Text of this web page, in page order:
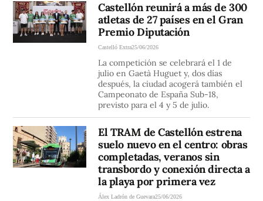
Castellón reunirá a más de 300
atletas de 27 países en el Gran
Premio Diputación
Castelló Extra25/06/2026
La competición se celebrará el 1 de
julio en Gaetà Huguet y, dos días
después, la ciudad acogerá también el
Campeonato de España Sub-18,
previsto para el 4 y 5 de julio.
El TRAM de Castellón estrena
suelo nuevo en el centro: obras
completadas, veranos sin
transbordo y conexión directa a
la playa por primera vez
Álex Ladrón de Guevara25/06/2026